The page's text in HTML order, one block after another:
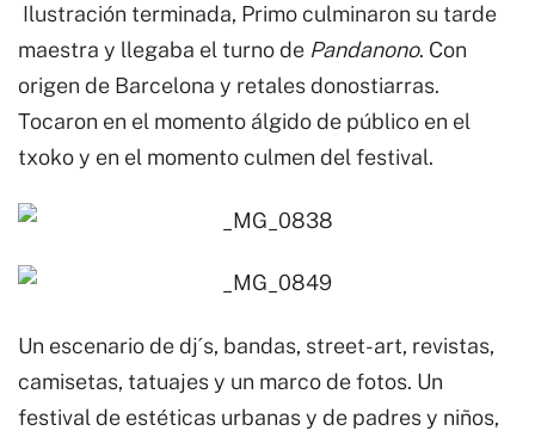
Ilustración terminada, Primo culminaron su tarde
maestra y llegaba el turno de Pandanono. Con
origen de Barcelona y retales donostiarras.
Tocaron en el momento álgido de público en el
txoko y en el momento culmen del festival.
Un escenario de dj´s, bandas, street-art, revistas,
camisetas, tatuajes y un marco de fotos. Un
festival de estéticas urbanas y de padres y niños,